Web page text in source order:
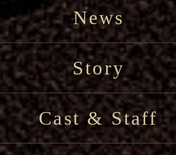
News
Story
Cast & Staff